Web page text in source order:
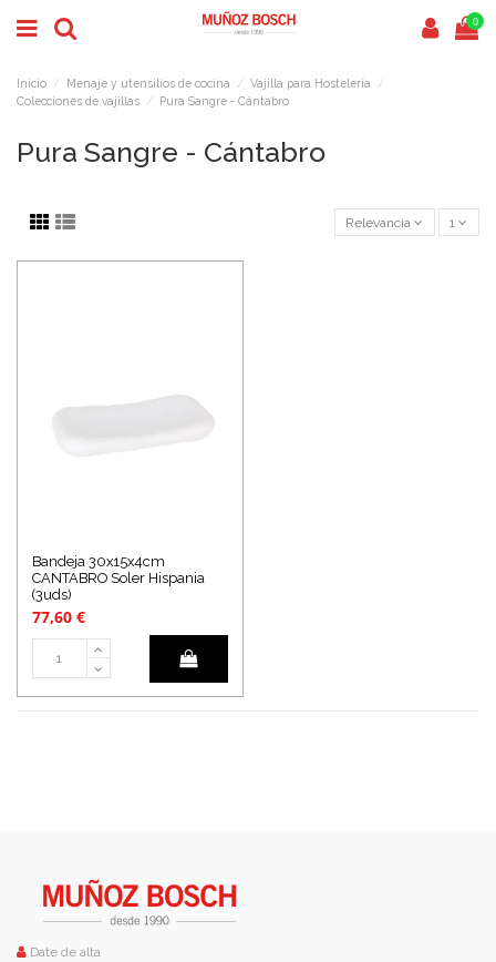
0
Inicio Menaje y utensilios de cocina
Vajilla para Hostelería
Colecciones de vajillas
Pura Sangre - Cántabro
Pura Sangre - Cántabro
Relevancia 1
Bandeja 30x15x4cm
CANTABRO Soler Hispania
(3uds)
77,60 €
Date de alta